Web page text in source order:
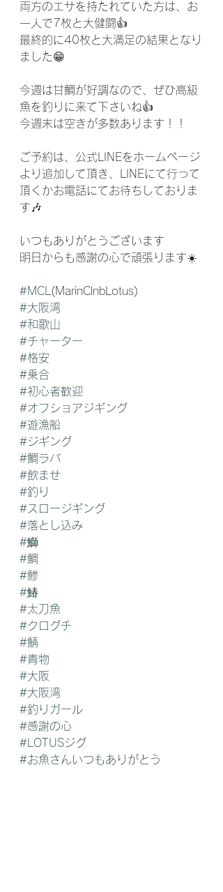
両方のエサを持たれていた方は、お
一人で7枚と大健闘👍️
最終的に40枚と大満足の結果となり
ました😁
今週は甘鯛が好調なので、ぜひ高級
魚を釣りに来て下さいね👍️
今週末は空きが多数あります！！
ご予約は、公式LINEをホームページ
より追加して頂き、LINEにて行って
頂くかお電話にてお待ちしておりま
す🎶
いつもありがとうございます
明日からも感謝の心で頑張ります☀️
#MCL (MarinClnbLotus)
#大阪湾
#和歌山
#チャーター
#格安
#乗合
#初心者歓迎
#オフショアジギング
#遊漁船
#ジギング
#鯛ラバ
#飲ませ
#釣り
#スロージギング
#落とし込み
#鰤
#鯛
#鯵
#鰆
#太刀魚
#クログチ
#鯖
#青物
#大阪
#大阪湾
#釣りガール
#感謝の心
#LOTUSジグ
#お魚さんいつもありがとう